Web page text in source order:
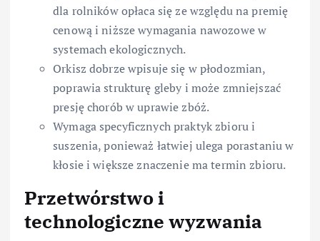
dla rolników opłaca się ze względu na premię
cenową i niższe wymagania nawozowe w
systemach ekologicznych.
Orkisz dobrze wpisuje się w płodozmian,
poprawia strukturę gleby i może zmniejszać
presję chorób w uprawie zbóż.
Wymaga specyficznych praktyk zbioru i
suszenia, ponieważ łatwiej ulega porastaniu w
kłosie i większe znaczenie ma termin zbioru.
Przetwórstwo i
technologiczne wyzwania